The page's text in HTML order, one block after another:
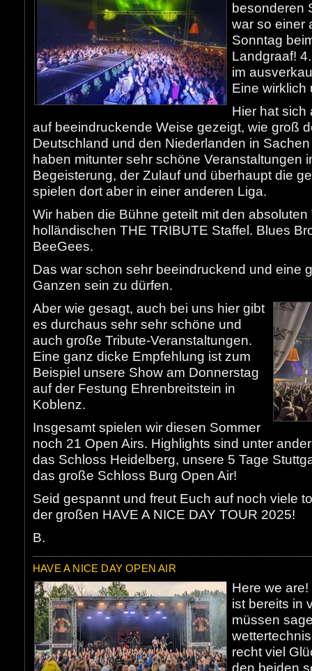
besonderen
war so einer
Sonntag
Landgraaf!
im
Eine wirklich
Hier hat sich
auf beeindruckende Weise gezeigt, wie groß
Deutschland und den Niederlanden in
haben mitunter sehr schöne Veranstaltungen
Begeisterung, der Zulauf und überhaupt die
spielen dort aber in einer anderen Liga.
Wir haben die Bühne geteilt mit den
holländischen THE TRIBUTE Staffel. Blues
BeeGees.
Das war schon sehr beeindruckend und eine
Ganzen sein zu dürfen.
Aber wie gesagt, auch bei uns hier gibt
es durchaus sehr sehr schöne und
auch große Tribute-Veranstaltungen.
Eine ganz dicke Empfehlung ist zum
Beispiel unsere Show am Donnerstag
auf der Festung Ehrenbreitstein in
Koblenz.
Insgesamt spielen wir diesen Sommer
noch 21 Open Airs. Highlights sind unter
das Schloss Heidelberg, unsere 5 Tage
das große Schloss Burg Open Air!
Seid gespannt und freut Euch auf noch viele
der großen HAVE A NICE DAY TOUR 2025!
B.
HAVE A NICE DAY OPEN AIR
Here we
ist bereits in
müssen
recht viel
den beiden